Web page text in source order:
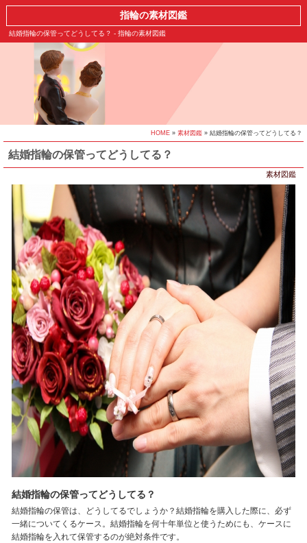
指輪の素材図鑑
結婚指輪の保管ってどうしてる？ - 指輪の素材図鑑
HOME » 素材図鑑 » 結婚指輪の保管ってどうしてる？
結婚指輪の保管ってどうしてる？
素材図鑑
結婚指輪の保管ってどうしてる？
結婚指輪の保管は、どうしてるでしょうか？結婚指輪を購入した際に、必ず
一緒についてくるケース。結婚指輪を何十年単位と使うためにも、ケースに
結婚指輪を入れて保管するのが絶対条件です。